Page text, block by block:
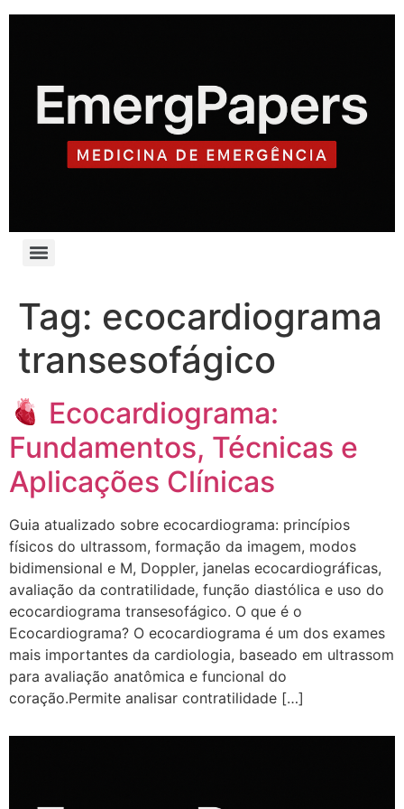
Tag: ecocardiograma
transesofágico
Ecocardiograma:
Fundamentos, Técnicas e
Aplicações Clínicas
Guia atualizado sobre ecocardiograma: princípios
físicos do ultrassom, formação da imagem, modos
bidimensional e M, Doppler, janelas ecocardiográficas,
avaliação da contratilidade, função diastólica e uso do
ecocardiograma transesofágico. O que é o
Ecocardiograma? O ecocardiograma é um dos exames
mais importantes da cardiologia, baseado em ultrassom
para avaliação anatômica e funcional do
coração.Permite analisar contratilidade […]